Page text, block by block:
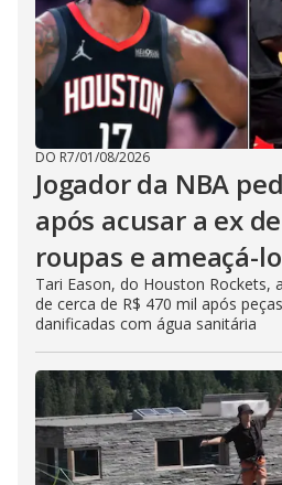
DO R7/01/08/2026
Jogador da NBA
após acusar a ex
roupas e ameaçá-
Tari Eason, do Houston Rockets,
de cerca de R$ 470 mil após
danificadas com água sanitária